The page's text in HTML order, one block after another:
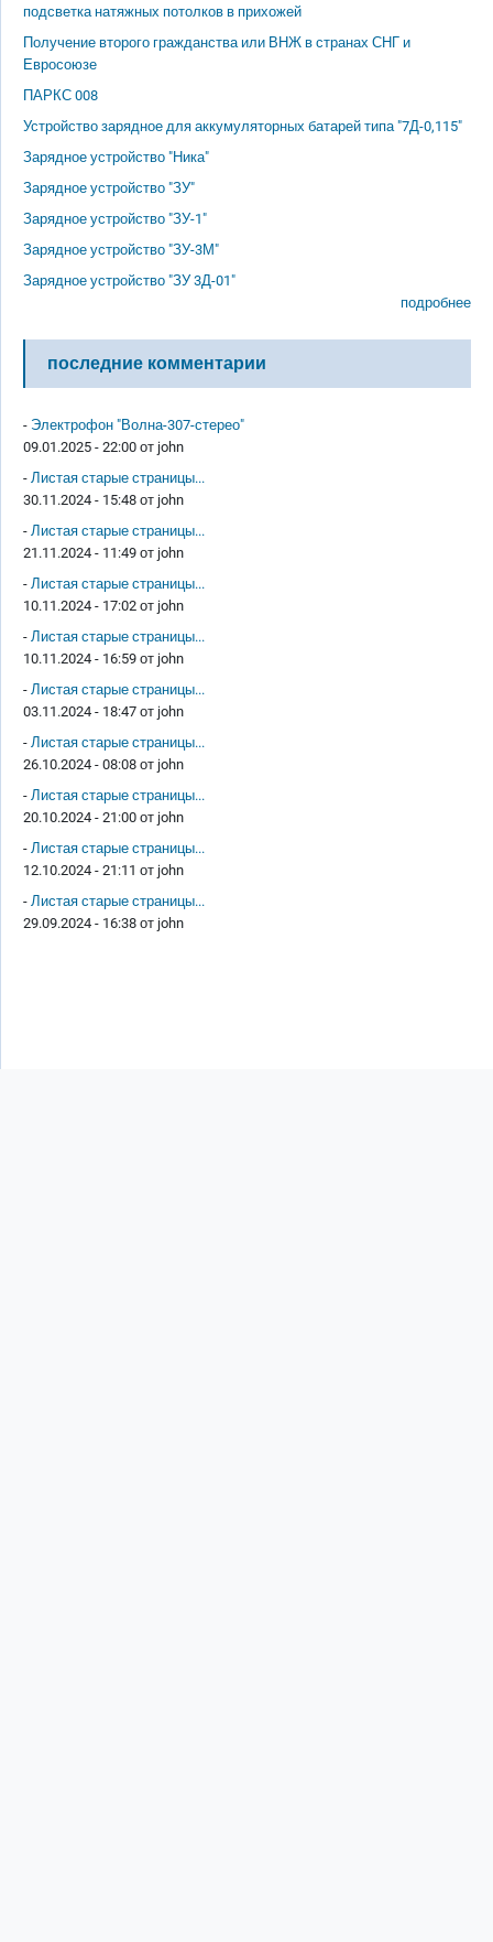
подсветка натяжных потолков в прихожей
Получение второго гражданства или ВНЖ в странах СНГ и
Евросоюзе
ПАРКС 008
Устройство зарядное для аккумуляторных батарей типа "7Д-0,115"
Зарядное устройство "Ника"
Зарядное устройство "ЗУ"
Зарядное устройство "ЗУ-1"
Зарядное устройство "ЗУ-3М"
Зарядное устройство "ЗУ 3Д-01"
подробнее
последние комментарии
- Электрофон "Волна-307-стерео"
09.01.2025 - 22:00 от john
- Листая старые страницы...
30.11.2024 - 15:48 от john
- Листая старые страницы...
21.11.2024 - 11:49 от john
- Листая старые страницы...
10.11.2024 - 17:02 от john
- Листая старые страницы...
10.11.2024 - 16:59 от john
- Листая старые страницы...
03.11.2024 - 18:47 от john
- Листая старые страницы...
26.10.2024 - 08:08 от john
- Листая старые страницы...
20.10.2024 - 21:00 от john
- Листая старые страницы...
12.10.2024 - 21:11 от john
- Листая старые страницы...
29.09.2024 - 16:38 от john